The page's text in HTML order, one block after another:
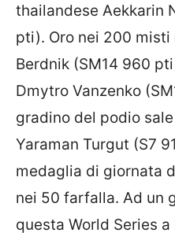
thailandese Aekkarin
pti). Oro nei 200 misti
Berdnik (SM14 960
Dmytro Vanzenko
gradino del podio
Yaraman Turgut (S7
medaglia di giornata
nei 50 farfalla. Ad un
questa World Series